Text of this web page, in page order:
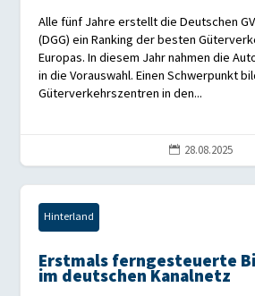
Alle fünf Jahre erstellt die Deutschen
(DGG) ein Ranking der besten
Europas. In diesem Jahr nahmen die
in die Vorauswahl. Einen Schwerpunkt
Güterverkehrszentren in den...
 28.08.2025
Hinterland
Erstmals ferngesteuerte
im deutschen Kanalnetz